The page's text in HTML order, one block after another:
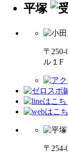
平塚
〒
ル１F
〒